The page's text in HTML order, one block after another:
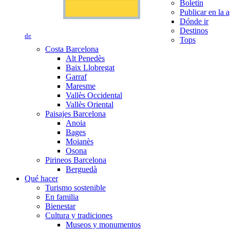
de
Boletín
Publicar en la
Dónde ir
Destinos
Tops
Costa Barcelona
Alt Penedès
Baix Llobregat
Garraf
Maresme
Vallès Occidental
Vallès Oriental
Paisajes Barcelona
Anoia
Bages
Moianès
Osona
Pirineos Barcelona
Berguedà
Qué hacer
Turismo sostenible
En familia
Bienestar
Cultura y tradiciones
Museos y monumentos